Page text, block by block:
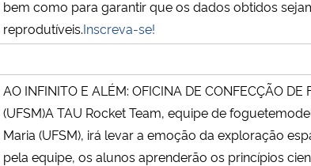
bem como para garantir que os dados obtidos
reprodutíveis.Inscreva-se!
AO INFINITO E ALÉM: OFICINA DE CONFECÇÃO
(UFSM)A TAU Rocket Team, equipe de
Maria (UFSM), irá levar a emoção da exploração
pela equipe, os alunos aprenderão os princípios